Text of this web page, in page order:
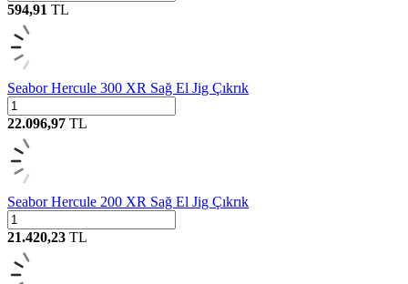
594,91 TL
Seabor Hercule 300 XR Sağ El Jig Çıkrık
22.096,97 TL
Seabor Hercule 200 XR Sağ El Jig Çıkrık
21.420,23 TL